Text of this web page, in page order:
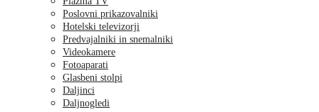
Poslovni prikazovalniki
Hotelski televizorji
Predvajalniki in snemalniki
Videokamere
Fotoaparati
Glasbeni stolpi
Daljinci
Daljnogledi